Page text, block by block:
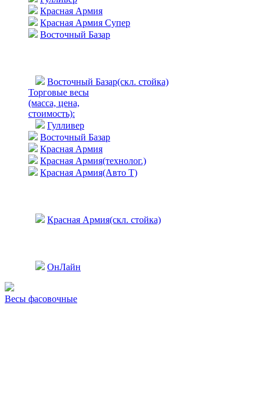
Красная Армия
Красная Армия Супер
Восточный Базар
Восточный Базар(скл. стойка)
Торговые весы
(масса, цена,
стоимость):
Гулливер
Восточный Базар
Красная Армия
Красная Армия(технолог.)
Красная Армия(Авто Т)
Красная Армия(скл. стойка)
ОнЛайн
Весы фасовочные